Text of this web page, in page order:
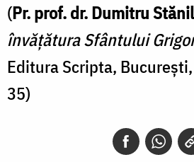
(Pr. prof. dr. Dumitru
învățătura Sfântului
Editura Scripta,
35)